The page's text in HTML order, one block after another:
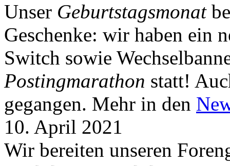
Unser Geburtstagsmonat
Geschenke: wir haben ein
Switch sowie
Postingmarathon statt!
gegangen. Mehr in den
10. April 2021
Wir bereiten unseren